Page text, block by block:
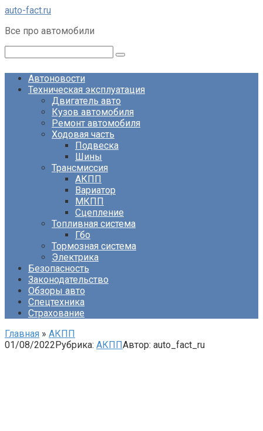
Перейти
контенту
auto-fact.ru
Все про автомобили
Автоновости
Техническая эксплуатация
Двигатель авто
Кузов автомобиля
Ремонт автомобиля
Ходовая часть
Подвеска
Шины
Трансмиссия
АКПП
Вариатор
МКПП
Сцепление
Топливная система
Гбо
Тормозная система
Электрика
Безопасность
Законодательство
Обзоры авто
Спецтехника
Страхование
Главная » АКПП
01/08/2022Рубрика: АКППАвтор: auto_fact_ru